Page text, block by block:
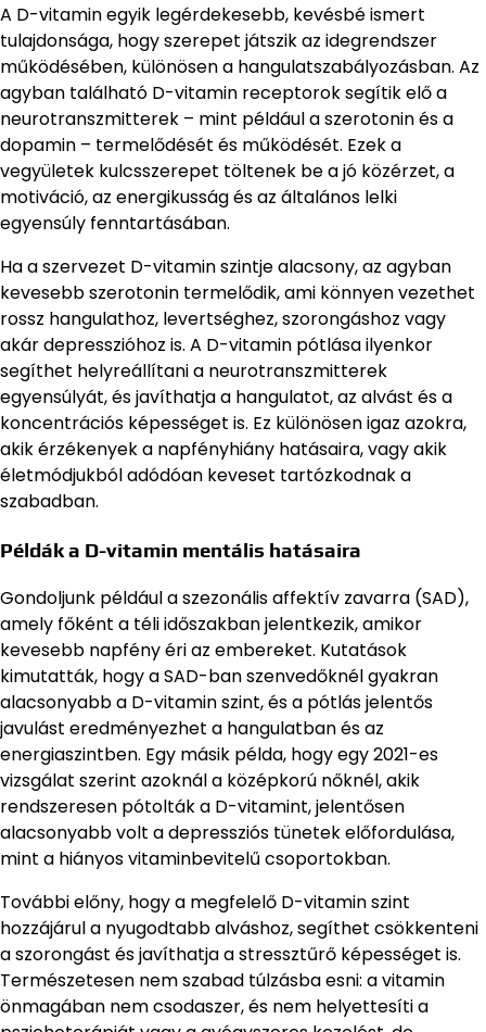
A D-vitamin egyik legérdekesebb, kevésbé ismert
tulajdonsága, hogy szerepet játszik az idegrendszer
működésében, különösen a hangulatszabályozásban. Az
agyban található D-vitamin receptorok segítik elő a
neurotranszmitterek – mint például a szerotonin és a
dopamin – termelődését és működését. Ezek a
vegyületek kulcsszerepet töltenek be a jó közérzet, a
motiváció, az energikusság és az általános lelki
egyensúly fenntartásában.
Ha a szervezet D-vitamin szintje alacsony, az agyban
kevesebb szerotonin termelődik, ami könnyen vezethet
rossz hangulathoz, levertséghez, szorongáshoz vagy
akár depresszióhoz is. A D-vitamin pótlása ilyenkor
segíthet helyreállítani a neurotranszmitterek
egyensúlyát, és javíthatja a hangulatot, az alvást és a
koncentrációs képességet is. Ez különösen igaz azokra,
akik érzékenyek a napfényhiány hatásaira, vagy akik
életmódjukból adódóan keveset tartózkodnak a
szabadban.
Példák a D-vitamin mentális hatásaira
Gondoljunk például a szezonális affektív zavarra (SAD),
amely főként a téli időszakban jelentkezik, amikor
kevesebb napfény éri az embereket. Kutatások
kimutatták, hogy a SAD-ban szenvedőknél gyakran
alacsonyabb a D-vitamin szint, és a pótlás jelentős
javulást eredményezhet a hangulatban és az
energiaszintben. Egy másik példa, hogy egy 2021-es
vizsgálat szerint azoknál a középkorú nőknél, akik
rendszeresen pótolták a D-vitamint, jelentősen
alacsonyabb volt a depressziós tünetek előfordulása,
mint a hiányos vitaminbevitelű csoportokban.
További előny, hogy a megfelelő D-vitamin szint
hozzájárul a nyugodtabb alváshoz, segíthet csökkenteni
a szorongást és javíthatja a stressztűrő képességet is.
Természetesen nem szabad túlzásba esni: a vitamin
önmagában nem csodaszer, és nem helyettesíti a